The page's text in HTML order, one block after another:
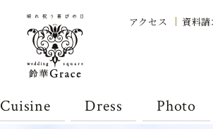
アクセス 資料
Cuisine Dress Photo